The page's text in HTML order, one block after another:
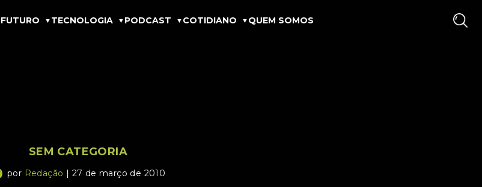
FUTURO TECNOLOGIA PODCAST COTIDIANO QUEM SOMOS
SEM CATEGORIA
por Redação | 27 de março de 2010